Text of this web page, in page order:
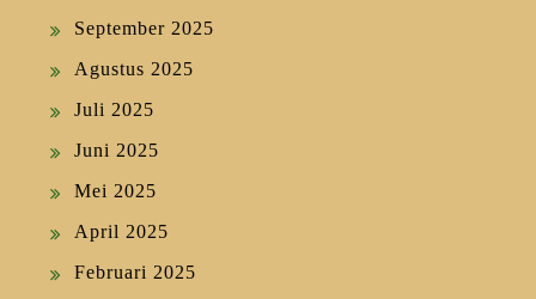
September 2025
Agustus 2025
Juli 2025
Juni 2025
Mei 2025
April 2025
Februari 2025